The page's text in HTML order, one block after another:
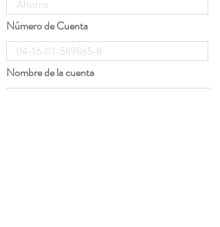
Número de Cuenta
Nombre de la cuenta